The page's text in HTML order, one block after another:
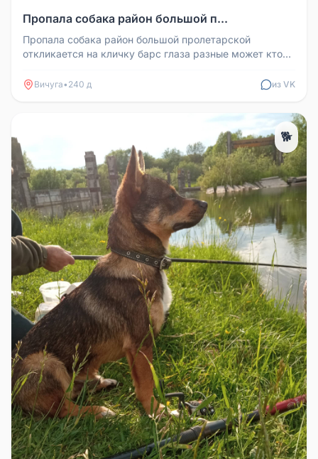
Пропала собака район большой п...
Пропала собака район большой пролетарской
откликается на кличку барс глаза разные может кто
Вичуга• 240 д из VK
🐕